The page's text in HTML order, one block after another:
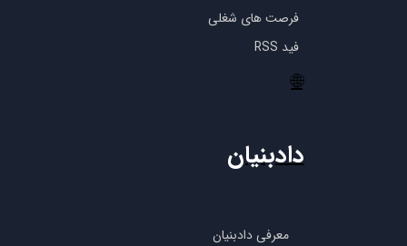
فرصت های شغلی
فید RSS
🌐
معرفی دادبنیان
دادبنیان